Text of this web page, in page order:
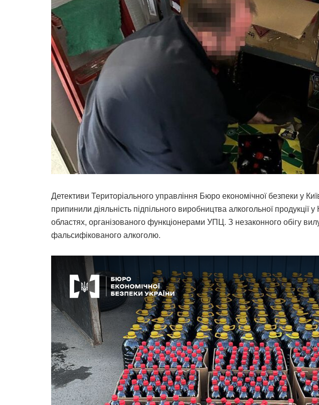
Детективи Територіального управління Бюро економічної безпеки у
припинили діяльність підпільного виробництва алкогольної продукції у
областях, організованого функціонерами УПЦ. З незаконного обігу
фальсифікованого алкоголю.